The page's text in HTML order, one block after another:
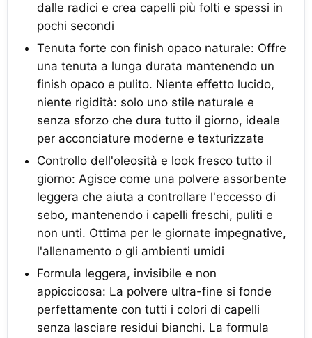
dalle radici e crea capelli più folti e spessi in
pochi secondi
Tenuta forte con finish opaco naturale: Offre
una tenuta a lunga durata mantenendo un
finish opaco e pulito. Niente effetto lucido,
niente rigidità: solo uno stile naturale e
senza sforzo che dura tutto il giorno, ideale
per acconciature moderne e texturizzate
Controllo dell'oleosità e look fresco tutto il
giorno: Agisce come una polvere assorbente
leggera che aiuta a controllare l'eccesso di
sebo, mantenendo i capelli freschi, puliti e
non unti. Ottima per le giornate impegnative,
l'allenamento o gli ambienti umidi
Formula leggera, invisibile e non
appiccicosa: La polvere ultra-fine si fonde
perfettamente con tutti i colori di capelli
senza lasciare residui bianchi. La formula